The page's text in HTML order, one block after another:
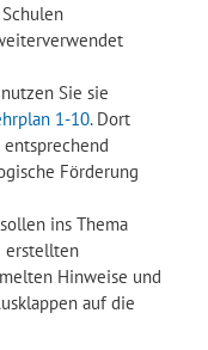
Sie sie
1-10.Dort
Förderung
ins Thema
erstellten
Hinweise und
auf die